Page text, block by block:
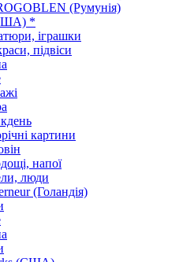
(Румунія)
*
іграшки
підвіси
картини
напої
люди
(Голандія)